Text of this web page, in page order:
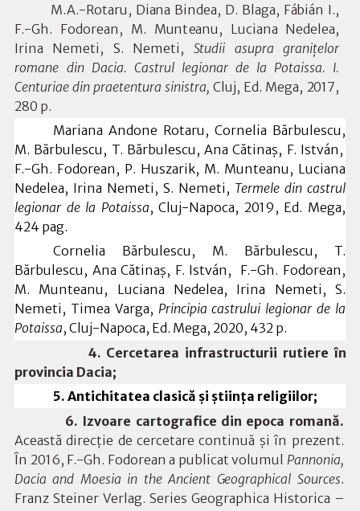
M.A.-Rotaru , Diana Bindea, D. Blaga, Fábián I.,
F.-Gh. Fodorean , M. Munteanu , Luciana Nedelea,
Irina Nemeti, S. Nemeti, Studii asupra granițelor
romane din Dacia. Castrul legionar de la Potaissa. I.
Centuriae din praetentura sinistra, Cluj, Ed. Mega, 2017,
280 p.
Mariana Andone Rotaru, Cornelia Bărbulescu,
M. Bărbulescu, T. Bărbulescu, Ana Cătinaș, F. István,
F.-Gh. Fodorean, P. Huszarik, M. Munteanu, Luciana
Nedelea, Irina Nemeti, S. Nemeti, Termele din castrul
legionar de la Potaissa, Cluj-Napoca, 2019, Ed. Mega,
424 pag.
Cornelia Bărbulescu, M. Bărbulescu, T.
Bărbulescu, Ana Cătinaș, F. István,
F.-Gh. Fodorean,
M. Munteanu, Luciana Nedelea, Irina Nemeti, S.
Nemeti, Timea Varga, Principia castrului legionar de la
Potaissa, Cluj-Napoca, Ed. Mega, 2020, 432 p.
4. Cercetarea infrastructurii rutiere în
provincia Dacia;
5. Antichitatea clasică și știința religiilor;
6. Izvoare cartografice din epoca romană.
Această direcție de cercetare continuă și în prezent.
În 2016, F.-Gh. Fodorean a publicat volumul Pannonia,
Dacia and Moesia in the Ancient Geographical Sources.
Franz Steiner Verlag. Series Geographica Historica –